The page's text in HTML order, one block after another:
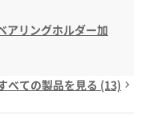
アリングホルダー加
べての製品を見る (13)